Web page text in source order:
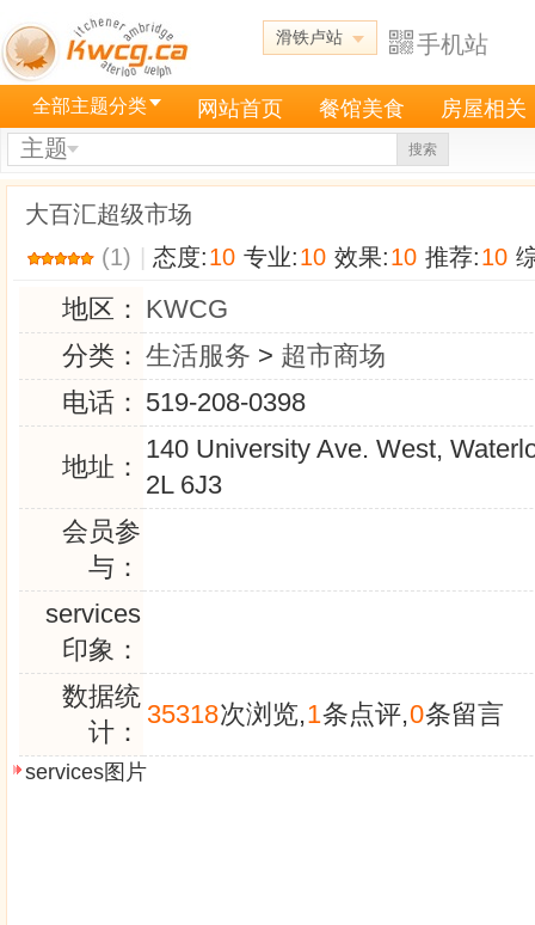
滑铁卢站 手机站
全部主题分类 网站首页 餐馆美食 房屋相关
主题 搜索
大百汇超级市场
(1)
态度:10 专业:10 效果:10 推荐:10
地区： KWCG
分类： 生活服务 > 超市商场
电话： 519-208-0398
地址：
140 University Ave. West,
2L 6J3
会员参
与：
services
印象：
数据统
计：
35318次浏览,1条点评,0条留言
services图片